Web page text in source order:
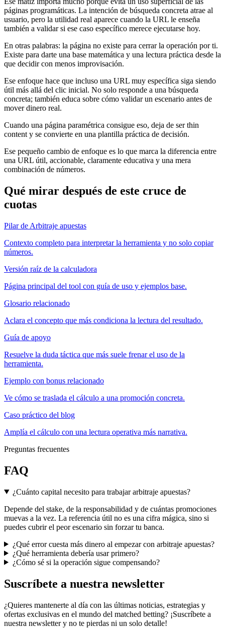
páginas programáticas. La intención de búsqueda concreta atrae al
usuario, pero la utilidad real aparece cuando la URL le enseña
también a validar si ese caso específico merece ejecutarse hoy.
En otras palabras: la página no existe para cerrar la operación por ti.
Existe para darte una base matemática y una lectura práctica desde la
que decidir con menos improvisación.
Ese enfoque hace que incluso una URL muy específica siga siendo
útil más allá del clic inicial. No solo responde a una búsqueda
concreta; también educa sobre cómo validar un escenario antes de
mover dinero real.
Cuando una página paramétrica consigue eso, deja de ser thin
content y se convierte en una plantilla práctica de decisión.
Ese pequeño cambio de enfoque es lo que marca la diferencia entre
una URL útil, accionable, claramente educativa y una mera
combinación de números.
Qué mirar después de este cruce de
cuotas
Pilar de Arbitraje apuestas
Contexto completo para interpretar la herramienta y no solo copiar
números.
Versión raíz de la calculadora
Página principal del tool con guía de uso y ejemplos base.
Glosario relacionado
Aclara el concepto que más condiciona la lectura del resultado.
Guía de apoyo
Resuelve la duda táctica que más suele frenar el uso de la
herramienta.
Ejemplo con bonus relacionado
Ve cómo se traslada el cálculo a una promoción concreta.
Caso práctico del blog
Amplía el cálculo con una lectura operativa más narrativa.
Preguntas frecuentes
FAQ
¿Cuánto capital necesito para trabajar arbitraje apuestas?
Depende del stake, de la responsabilidad y de cuántas promociones
muevas a la vez. La referencia útil no es una cifra mágica, sino si
puedes cubrir el peor escenario sin forzar tu banca.
¿Qué error cuesta más dinero al empezar con arbitraje apuestas?
¿Qué herramienta debería usar primero?
¿Cómo sé si la operación sigue compensando?
Suscríbete a nuestra newsletter
¿Quieres mantenerte al día con las últimas noticias, estrategias y
ofertas exclusivas en el mundo del matched betting? ¡Suscríbete a
nuestra newsletter y no te pierdas ni un solo detalle!